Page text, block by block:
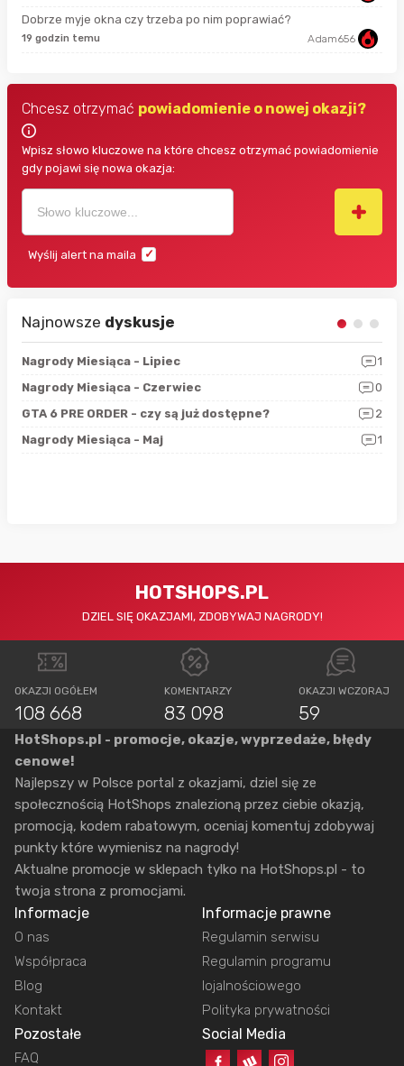
Dobrze myje okna czy trzeba po nim poprawiać?
19 godzin temu Adam656
Chcesz otrzymać powiadomienie o nowej okazji?
Wpisz słowo kluczowe na które chcesz otrzymać powiadomienie
gdy pojawi się nowa okazja:
Wyślij alert na maila
Najnowsze dyskusje
Nagrody Miesiąca - Lipiec
1
Nagrody Miesiąca - Czerwiec
0
GTA 6 PRE ORDER - czy są już dostępne?
2
Nagrody Miesiąca - Maj
1
HOTSHOPS.PL
DZIEL SIĘ OKAZJAMI, ZDOBYWAJ NAGRODY!
OKAZJI OGÓŁEM
108 668
KOMENTARZY
83 098
OKAZJI WCZORAJ
59
HotShops.pl - promocje, okazje, wyprzedaże, błędy
cenowe!
Najlepszy w Polsce portal z okazjami, dziel się ze
społecznością HotShops znalezioną przez ciebie okazją,
promocją, kodem rabatowym, oceniaj komentuj zdobywaj
punkty które wymienisz na nagrody!
Aktualne promocje w sklepach tylko na HotShops.pl - to
twoja strona z promocjami.
Informacje
O nas
Współpraca
Blog
Kontakt
Informacje prawne
Regulamin serwisu
Regulamin programu
lojalnościowego
Polityka prywatności
Pozostałe
FAQ
Social Media